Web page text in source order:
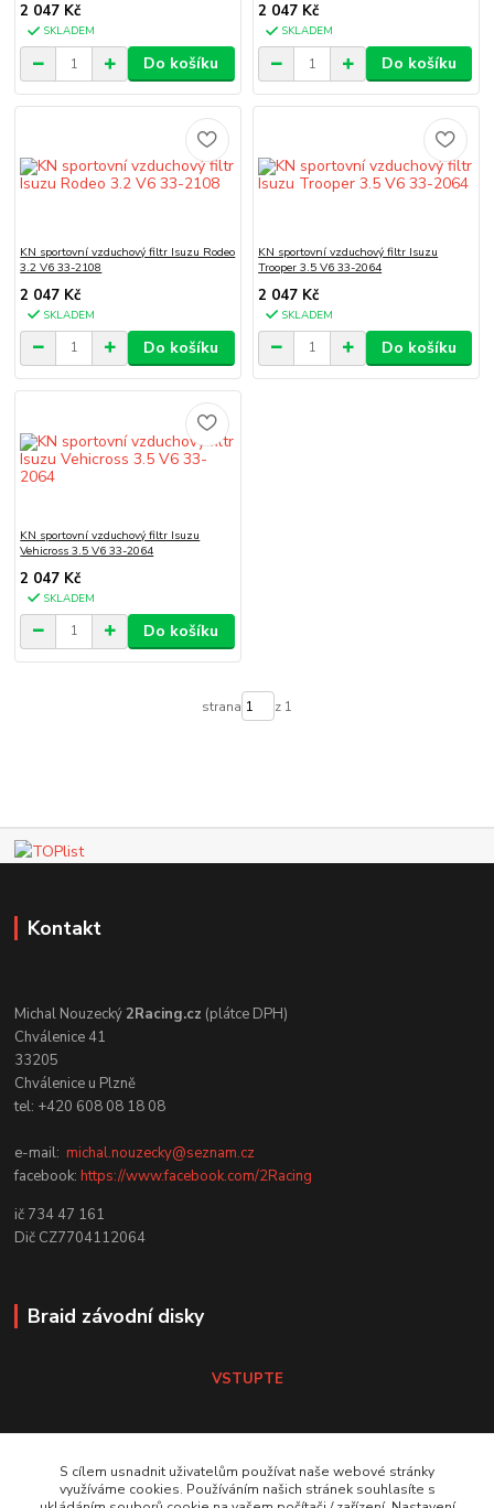
2 047 Kč
SKLADEM
Do košíku
2 047 Kč
SKLADEM
Do košíku
KN sportovní vzduchový filtr Isuzu Rodeo
3.2 V6 33-2108
2 047 Kč
SKLADEM
Do košíku
KN sportovní vzduchový filtr Isuzu
Trooper 3.5 V6 33-2064
2 047 Kč
SKLADEM
Do košíku
KN sportovní vzduchový filtr Isuzu
Vehicross 3.5 V6 33-2064
2 047 Kč
SKLADEM
Do košíku
strana z 1
Kontakt
Michal Nouzecký2Racing.cz (plátce DPH)
Chválenice 41
33205
Chválenice u Plzně
tel: +420 608 08 18 08
e-mail:michal.nouzecky@seznam.cz
facebook:https://www.facebook.com/2Racing
ič 734 47 161
Dič CZ7704112064
Braid závodní disky
VSTUPTE
S cílem usnadnit uživatelům používat naše webové stránky
využíváme cookies. Používáním našich stránek souhlasíte s